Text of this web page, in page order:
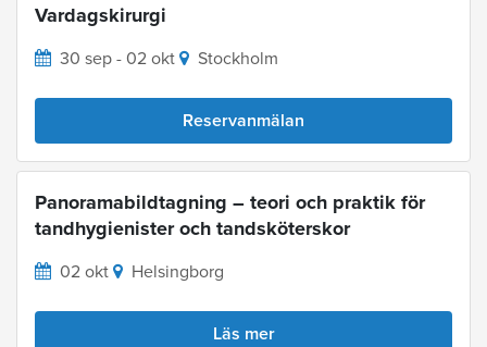
Vardagskirurgi
30 sep - 02 okt Stockholm
Reservanmälan
Panoramabildtagning – teori och praktik för
tandhygienister och tandsköterskor
02 okt Helsingborg
Läs mer